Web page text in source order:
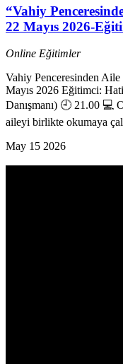
“Vahiy
22 Mayıs 2026-
Online Eğitimler
Vahiy Penceresinden
Mayıs 2026 Eğitimci:
Danışmanı) 🕘 21.00 💻
aileyi birlikte okumaya
May 15 2026